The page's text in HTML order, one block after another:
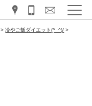
>冷やご飯ダイエット(^_^)/ >